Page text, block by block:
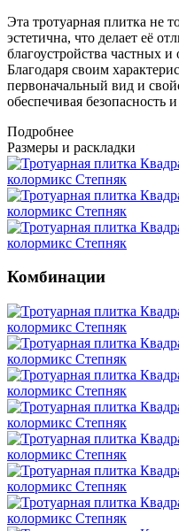
Эта тротуарная плитка не
эстетична, что делает её
благоустройства частных
Благодаря своим
первоначальный вид и
обеспечивая безопасность
Подробнее
Размеры и раскладки
Комбинации